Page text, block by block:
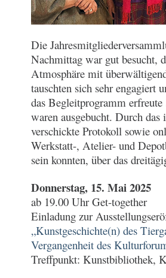
Die
Nachmittag war gut besucht,
Atmosphäre mit
tauschten sich sehr engagiert
das Begleitprogramm
waren ausgebucht. Durch
verschickte Protokoll sowie
Werkstatt-, Atelier- und
sein konnten, über das
Donnerstag, 15. Mai 2025
ab 19.00 Uhr Get-together
Einladung zur
„Kunstgeschichte(n) des
Vergangenheit des
Treffpunkt: Kunstbibliothek,